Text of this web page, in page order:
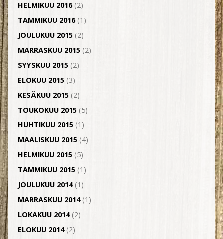
HELMIKUU 2016(2)
TAMMIKUU 2016(1)
JOULUKUU 2015(2)
MARRASKUU 2015(2)
SYYSKUU 2015(2)
ELOKUU 2015(3)
KESÄKUU 2015(2)
TOUKOKUU 2015(5)
HUHTIKUU 2015(1)
MAALISKUU 2015(4)
HELMIKUU 2015(5)
TAMMIKUU 2015(1)
JOULUKUU 2014(1)
MARRASKUU 2014(1)
LOKAKUU 2014(2)
ELOKUU 2014(2)